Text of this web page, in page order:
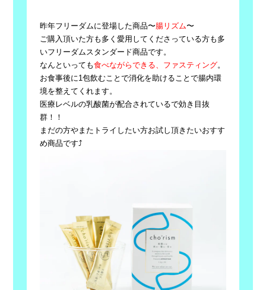
昨年フリーダムに登場した商品〜腸リズム〜
ご購入頂いた方も多く愛用してくださっている方も多
いフリーダム スタンダード商品です。
なんといっても食べながらできる、ファスティング。
お食事後に1包飲むことで消化を助けることで腸内環
境を整えてくれます。
医療レベルの乳酸菌が配合されているで効き目抜
群！！
まだの方やまたトライしたい方お試し頂きたいおすす
め商品です⤴︎